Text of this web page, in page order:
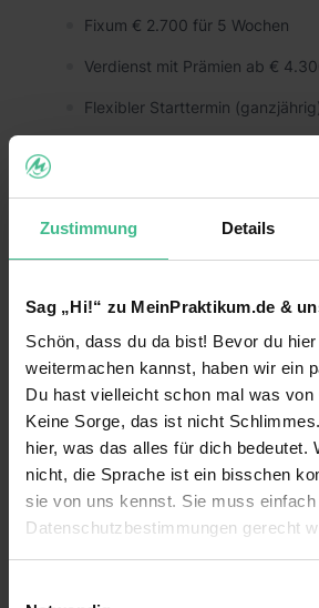
Zustimmung Details
Sag „Hi!“ zu MeinPraktikum.de &
Schön, dass du da bist! Bevor du
weitermachen kannst, haben wir ein
Du hast vielleicht schon mal was von
Keine Sorge, das ist nicht
hier, was das alles für dich bedeutet.
nicht, die Sprache ist ein bisschen
sie von uns kennst. Sie muss
Datenschutzbestimmungen gerecht
Fixum € 2.700 für 5 Wochen
Verdienst mit Prämien ab €
Flexibler Starttermin (ganzjährig)
Firmenevents & attraktive
Praktikumsbestätigung/
Wir wünschen uns:
Deutsch als Muttersprache (bzw.
Mindestalter: 18 Jahre
Benefits
Weiterbildungsmaßnahmen
Einführungsveranstaltung
Flexible Arbeitszeiten
Wohnung wird vom
Mitarbeiterevents13 weitere anzeigen